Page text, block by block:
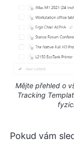
Mějte přehled o
Tracking
Pokud vám